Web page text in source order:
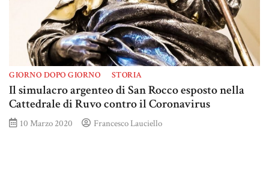
GIORNO DOPO GIORNO STORIA
Il simulacro argenteo di San Rocco esposto nella
Cattedrale di Ruvo contro il Coronavirus
10 Marzo 2020 Francesco Lauciello